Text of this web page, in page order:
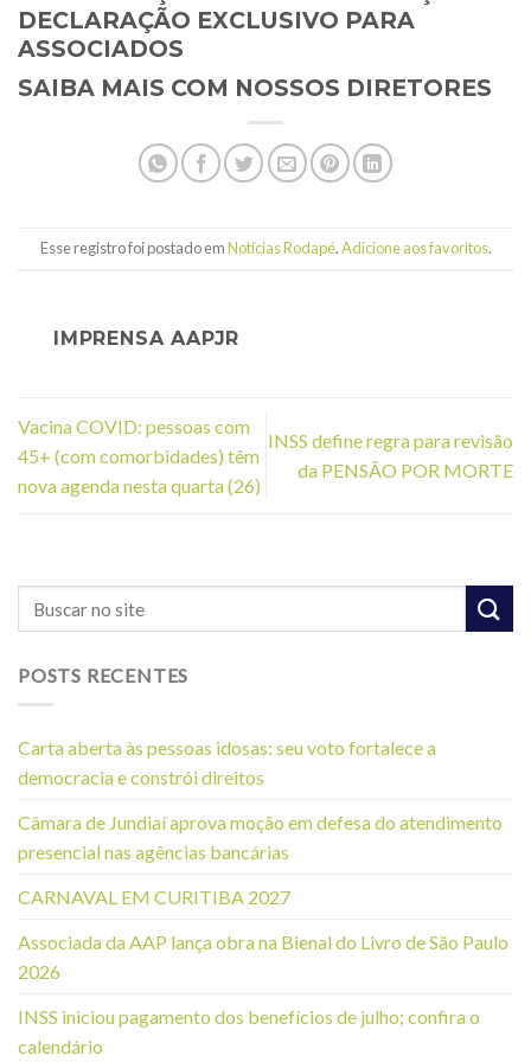
DECLARAÇÃO EXCLUSIVO PARA
ASSOCIADOS
SAIBA MAIS COM NOSSOS DIRETORES
Esse registro foi postado emNotícias Rodapé.Adicione aos favoritos.
IMPRENSA AAPJR
Vacina COVID: pessoas com
45+ (com comorbidades) têm
nova agenda nesta quarta (26)
INSS define regra para revisão
da PENSÃO POR MORTE
POSTS RECENTES
Carta aberta às pessoas idosas: seu voto fortalece a
democracia e constrói direitos
Câmara de Jundiaí aprova moção em defesa do atendimento
presencial nas agências bancárias
CARNAVAL EM CURITIBA 2027
Associada da AAP lança obra na Bienal do Livro de São Paulo
2026
INSS iniciou pagamento dos benefícios de julho; confira o
calendário